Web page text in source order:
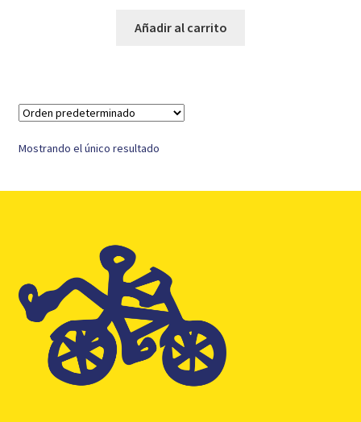
originalactual
Añadir al carrito
Mostrando el único resultado